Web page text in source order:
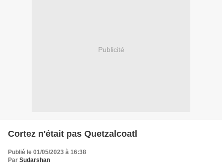
Publicité
Cortez n'était pas Quetzalcoatl
Publié le 01/05/2023 à 16:38
Par Sudarshan